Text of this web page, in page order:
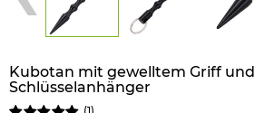
Kubotan mit gewelltem Griff und
Schlüsselanhänger